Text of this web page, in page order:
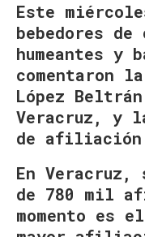
Este
bebedores
humeantes y
comentaron
López
Veracruz, y
de afiliación
En Veracruz,
de 780 mil
momento es